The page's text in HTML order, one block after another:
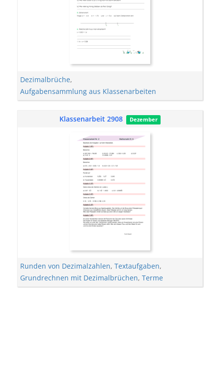
Dezimalbrüche,
Aufgabensammlung aus Klassenarbeiten
Klassenarbeit 2908 Dezember
Runden von Dezimalzahlen, Textaufgaben,
Grundrechnen mit Dezimalbrüchen, Terme